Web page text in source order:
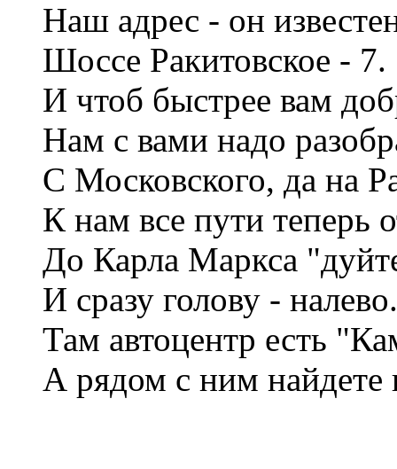
Наш адрес - он
Шоссе Ракитовское - 7.
И чтоб быстрее вам
Нам с вами надо
С Московского, да на
К нам все пути теперь
До Карла Маркса
И сразу голову - налево.
Там автоцентр есть
А рядом с ним найдете